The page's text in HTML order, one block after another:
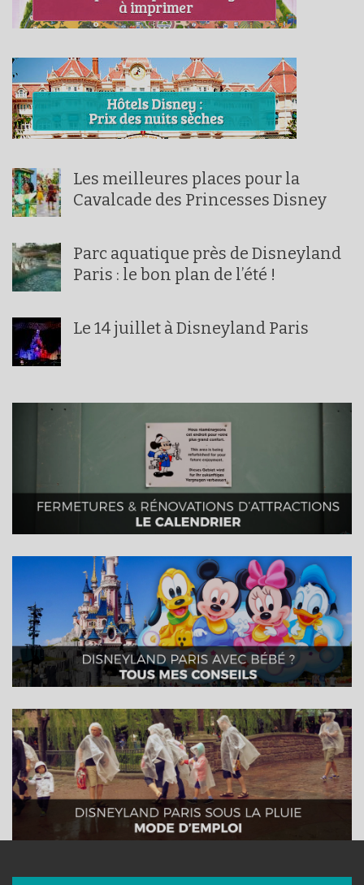
Les meilleures places pour la
Cavalcade des Princesses Disney
Parc aquatique près de Disneyland
Paris : le bon plan de l’été !
Le 14 juillet à Disneyland Paris